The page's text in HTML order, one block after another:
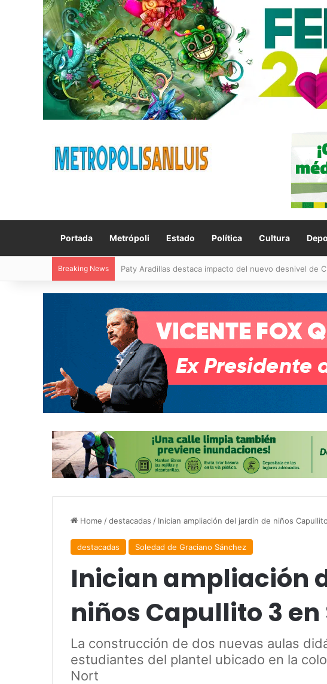
Portada Metrópoli Estado Política Cultura
Breaking News Villa de Pozos reporta reducción del 50 % en
Home /destacadas / Inician ampliación del jardín de niños
destacadas Soledad de Graciano Sánchez
Inician ampliación
niños Capullito 3 en
La construcción de dos nuevas aulas
estudiantes del plantel ubicado en la
Nort